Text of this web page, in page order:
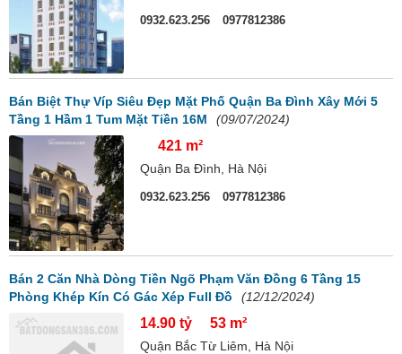
0932.623.256 0977812386
Bán Biệt Thự Víp Siêu Đẹp Mặt Phố Quận Ba Đình Xây Mới 5
Tầng 1 Hầm 1 Tum Mặt Tiền 16M
(09/07/2024)
421 m²
Quận Ba Đình, Hà Nội
0932.623.256 0977812386
Bán 2 Căn Nhà Dòng Tiền Ngõ Phạm Văn Đồng 6 Tầng 15
Phòng Khép Kín Có Gác Xép Full Đồ
(12/12/2024)
14.90 tỷ 53 m²
Quận Bắc Từ Liêm, Hà Nội